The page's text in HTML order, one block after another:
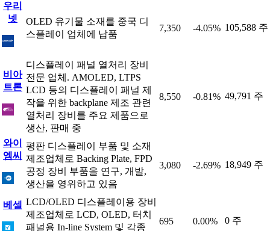
우리
넷
OLED 유기물 소재를 중국 디
스플레이 업체에 납품
7,350 -4.05% 105,588 주
비아
트론
디스플레이 패널 열처리 장비
전문 업체. AMOLED, LTPS
LCD 등의 디스플레이 패널 제
작을 위한 backplane 제조 관련
열처리 장비를 주요 제품으로
생산, 판매 중
8,550 -0.81% 49,791 주
와이
엠씨
평판 디스플레이 부품 및 소재
제조업체로 Backing Plate, FPD
공정 장비 부품을 연구, 개발,
생산을 영위하고 있음
3,080 -2.69% 18,949 주
베셀 LCD/OLED 디스플레이용 장비
제조업체로 LCD, OLED, 터치
패널용 In-line System 및 각종
695 0.00% 0 주